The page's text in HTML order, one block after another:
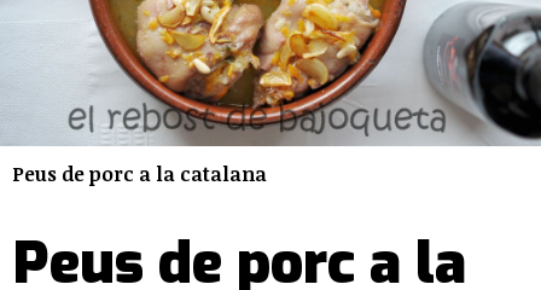
Peus de porc a la catalana
Peus de porc a la